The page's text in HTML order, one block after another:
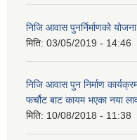
निजि आवास पुनर्निर्माणको योजना
मिति: 03/05/2019 - 14:46
निजि आवास पुन निर्माण
फर्चौट बाट कायम भएका नया
मिति: 10/08/2018 - 11:38